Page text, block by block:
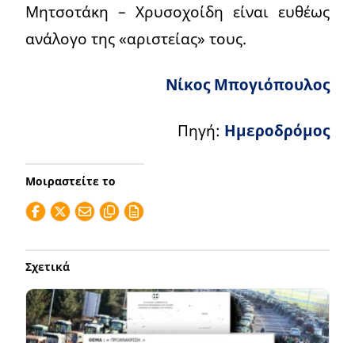
Μητσοτάκη – Χρυσοχοίδη είναι ευθέως
ανάλογο της «αριστείας» τους.
Νίκος Μπογιόπουλος
Πηγή: Ημεροδρόμος
Μοιραστείτε το
Σχετικά